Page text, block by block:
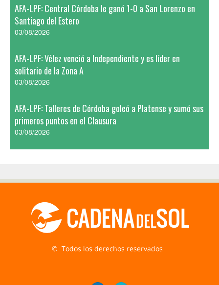
AFA-LPF: Central Córdoba le ganó 1-0 a San Lorenzo en
Santiago del Estero
03/08/2026
AFA-LPF: Vélez venció a Independiente y es líder en
solitario de la Zona A
03/08/2026
AFA-LPF: Talleres de Córdoba goleó a Platense y sumó sus
primeros puntos en el Clausura
03/08/2026